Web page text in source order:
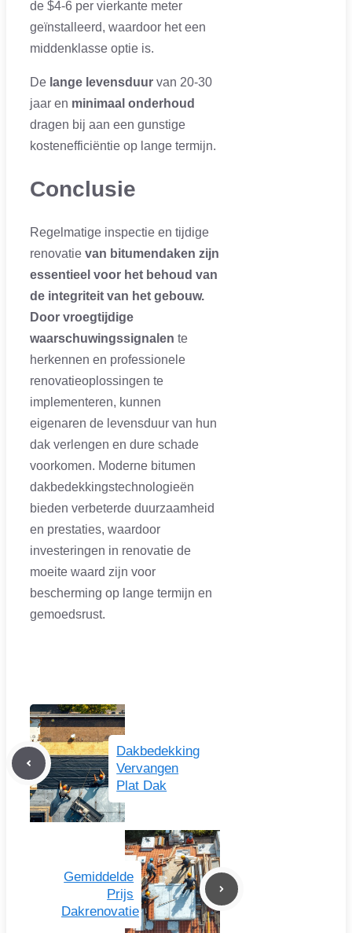
de $4-6 per vierkante meter
geïnstalleerd, waardoor het een
middenklasse optie is.
De lange levensduur van 20-30
jaar en minimaal onderhoud
dragen bij aan een gunstige
kostenefficiëntie op lange termijn.
Conclusie
Regelmatige inspectie en tijdige
renovatie van bitumendaken zijn
essentieel voor het behoud van
de integriteit van het gebouw.
Door vroegtijdige
waarschuwingssignalen te
herkennen en professionele
renovatieoplossingen te
implementeren, kunnen
eigenaren de levensduur van hun
dak verlengen en dure schade
voorkomen. Moderne bitumen
dakbedekkingstechnologieën
bieden verbeterde duurzaamheid
en prestaties, waardoor
investeringen in renovatie de
moeite waard zijn voor
bescherming op lange termijn en
gemoedsrust.
Dakbedekking
Vervangen
Plat Dak
Gemiddelde
Prijs
Dakrenovatie